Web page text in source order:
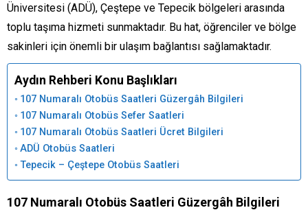
Üniversitesi (ADÜ), Çeştepe ve Tepecik bölgeleri arasında
toplu taşıma hizmeti sunmaktadır. Bu hat, öğrenciler ve bölge
sakinleri için önemli bir ulaşım bağlantısı sağlamaktadır.
Aydın Rehberi Konu Başlıkları
107 Numaralı Otobüs Saatleri Güzergâh Bilgileri
107 Numaralı Otobüs Sefer Saatleri
107 Numaralı Otobüs Saatleri Ücret Bilgileri
ADÜ Otobüs Saatleri
Tepecik – Çeştepe Otobüs Saatleri
107 Numaralı Otobüs Saatleri Güzergâh Bilgileri